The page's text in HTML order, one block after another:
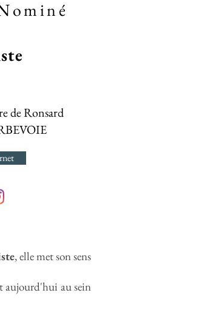
de Ronsard
, elle met son sens
aujourd'hui au sein